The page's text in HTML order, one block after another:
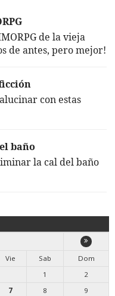
de la vieja
de antes, pero mejor!
con estas
baño
la cal del baño
Vie Sab
Dom
1
2
7 8
9